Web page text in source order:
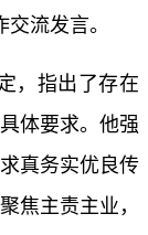
流发言。
，指出了存在
体要求。他强
真务实优良传
焦主责主业，